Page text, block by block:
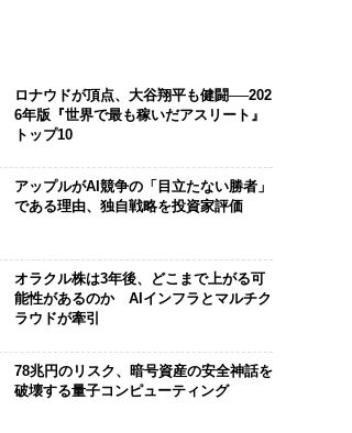
ロナウドが頂点、大谷翔平も健闘──202
6年版『世界で最も稼いだアスリート』
トップ10
アップルがAI競争の「目立たない勝者」
である理由、独自戦略を投資家評価
オラクル株は3年後、どこまで上がる可
能性があるのか AIインフラとマルチク
ラウドが牽引
78兆円のリスク、暗号資産の安全神話を
破壊する量子コンピューティング